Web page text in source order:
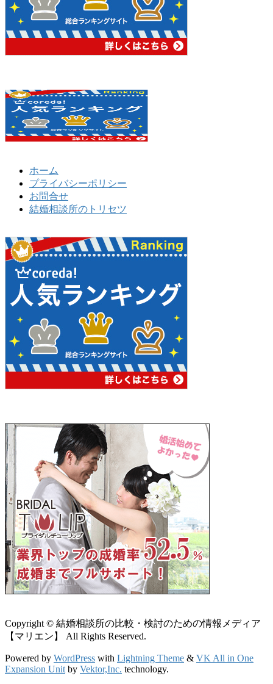
ホーム
プライバシーポリシー
お問合せ
結婚相談所のトリセツ
Copyright © 結婚相談所の比較・検討のための情報メディア
【マリエン】 All Rights Reserved.
Powered by WordPress with Lightning Theme & VK All in One
Expansion Unit by Vektor,Inc. technology.